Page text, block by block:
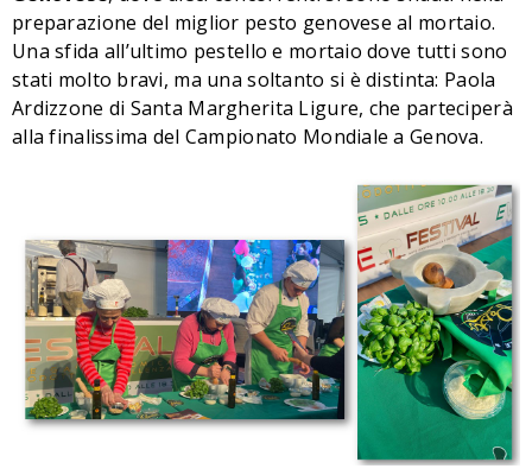
preparazione del miglior pesto genovese al mortaio.
Una sfida all’ultimo pestello e mortaio dove tutti sono
stati molto bravi, ma una soltanto si è distinta: Paola
Ardizzone di Santa Margherita Ligure, che parteciperà
alla finalissima del Campionato Mondiale a Genova.